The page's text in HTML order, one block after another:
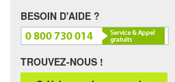
BESOIN D'AIDE ?
TROUVEZ-NOUS !